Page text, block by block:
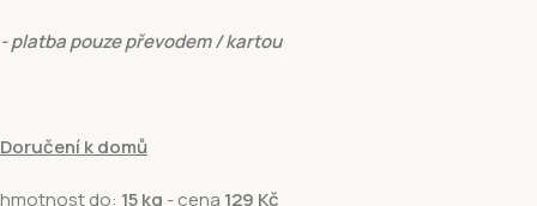
- platba pouze převodem / kartou
Doručení k domů
hmotnost do: 15 kg - cena 129 Kč